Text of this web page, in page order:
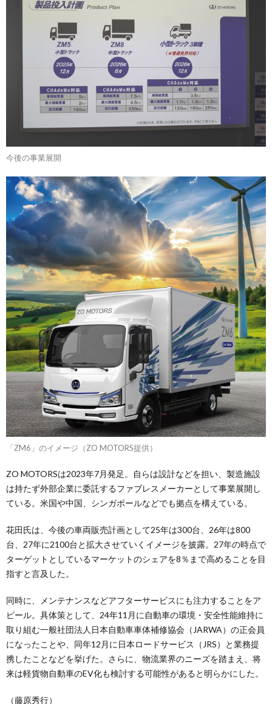
今後の事業展開
「ZM6」のイメージ（ZO MOTORS提供）
ZO MOTORSは2023年7月発足。自らは設計などを担い、製造施設
は持たず外部企業に委託するファブレスメーカーとして事業展開し
ている。米国や中国、シンガポールなどでも拠点を構えている。
花田氏は、今後の車両販売計画として25年は300台、26年は800
台、27年に2100台と拡大させていくイメージを披露。27年の時点で
ターゲットとしているマーケットのシェアを8％まで高めることを目
指すと言及した。
同時に、メンテナンスなどアフターサービスにも注力することをア
ピール。具体策として、24年11月に自動車の環境・安全性能維持に
取り組む一般社団法人日本自動車車体補修協会（JARWA）の正会員
になったことや、同年12月に日本ロードサービス（JRS）と業務提
携したことなどを挙げた。さらに、物流業界のニーズを踏まえ、将
来は軽貨物自動車のEV化も検討する可能性があると明らかにした。
（藤原秀行）